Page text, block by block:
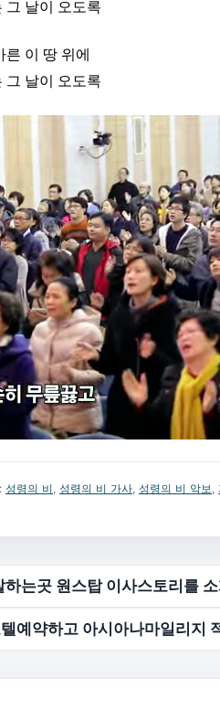
그 날이 오도록
이 땅 위에
그 날이 오도록
성령의 비 성령의 비 가사 성령의 비 악보
는곳 원스탑 이사스토리를
예약하고 아시아나마일리지